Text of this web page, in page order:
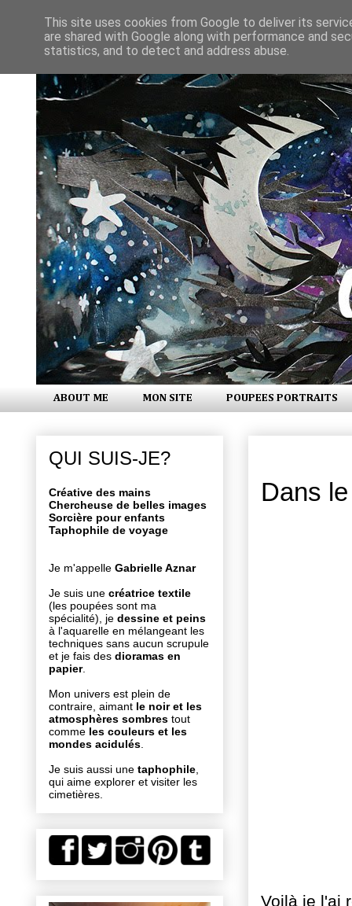
ABOUT ME MON SITE POUPEES PORTRAITS
Dans
Voilà je l'ai
QUI SUIS-JE?
Créative des mains
Chercheuse de belles images
Sorcière pour enfants
Taphophile de voyage
Je m'appelle Gabrielle Aznar
Je suis une créatrice textile
(les poupées sont ma
spécialité), je dessine et peins
à l'aquarelle en mélangeant les
techniques sans aucun scrupule
et je fais des dioramas en
papier.
Mon univers est plein de
contraire, aimant le noir et les
atmosphères sombres tout
comme les couleurs et les
mondes acidulés
Je suis aussi une taphophile
qui aime explorer et visiter les
cimetières.
This site uses cookies from Google to deliver its
are shared with Google along with performance and
statistics, and to detect and address abuse.